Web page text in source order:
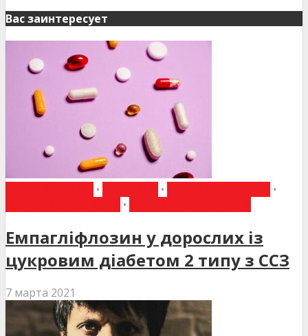
Вас заинтересует
• •
•
•
Емпагліфлозин у дорослих із
цукровим діабетом 2 типу з ССЗ
7 марта 2021